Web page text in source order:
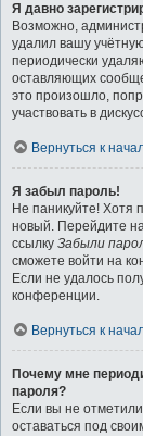
Я давно
Возможно,
удалил вашу
периодически
оставляющих
это произошло,
участвовать в
Вернуться к
Я забыл пароль!
Не паникуйте! Хотя
новый. Перейдите
ссылку Забыли
сможете войти на
Если не удалось
конференции.
Вернуться к
Почему мне
пароля?
Если вы не
оставаться под